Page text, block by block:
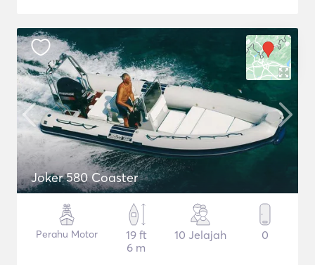
Joker 580 Coaster
Perahu Motor
19 ft
6 m
10 Jelajah 0